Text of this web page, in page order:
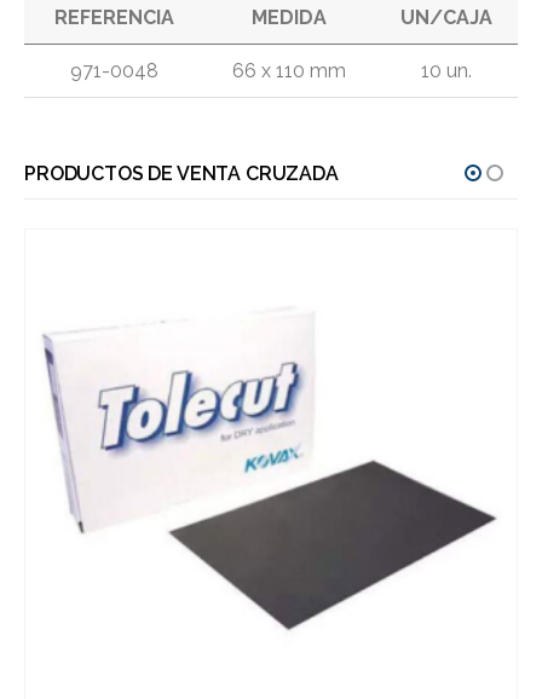
REFERENCIA MEDIDA UN/CAJA
971-0048 66 x 110 mm 10 un.
PRODUCTOS DE VENTA CRUZADA